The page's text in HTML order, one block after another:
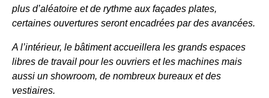
plus d’aléatoire et de rythme aux façades plates,
certaines ouvertures seront encadrées par des avancées.
A l’intérieur, le bâtiment accueillera les grands espaces
libres de travail pour les ouvriers et les machines mais
aussi un showroom, de nombreux bureaux et des
vestiaires.